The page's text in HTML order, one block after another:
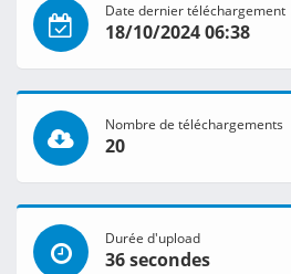
Date dernier téléchargement
18/10/2024 06:38
Nombre de téléchargements
20
Durée d'upload
36 secondes